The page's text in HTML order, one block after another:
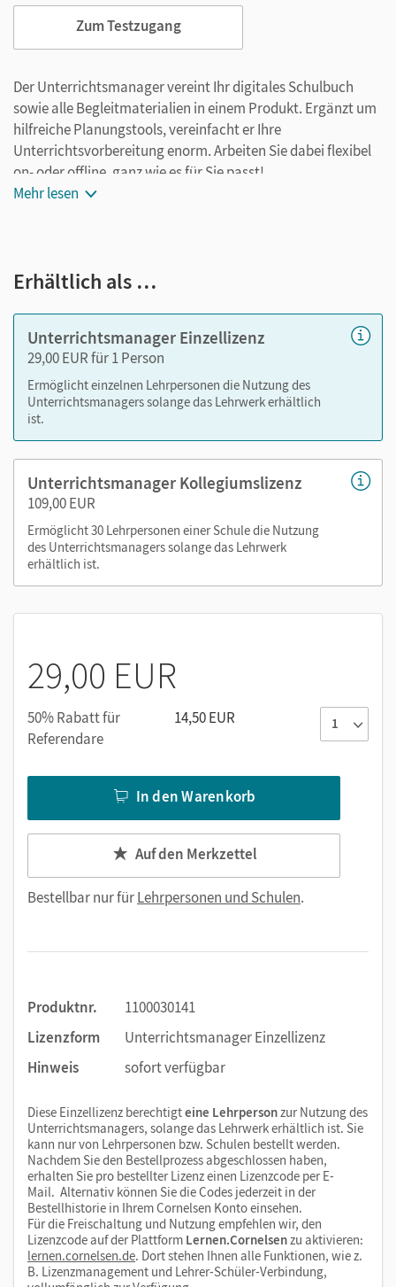
Zum Testzugang
Der Unterrichtsmanager vereint Ihr digitales Schulbuch
sowie alle Begleitmaterialien in einem Produkt. Ergänzt um
hilfreiche Planungstools, vereinfacht er Ihre
Unterrichtsvorbereitung enorm. Arbeiten Sie dabei flexibel
on- oder offline, ganz wie es für Sie passt!
seitengenaue Materialanordnung
editierbare Gefährdungsbeurteilungen
Videos
3D-Moleküle
Nutzen Sie den Unterrichtsmanager auf lernen.cornelsen.de
oder über die Cornelsen Lernen App.
Mehr lesen
Erhältlich als …
Unterrichtsmanager Einzellizenz
29,00 EUR für 1 Person
Ermöglicht einzelnen Lehrpersonen die Nutzung des
Unterrichtsmanagers solange das Lehrwerk erhältlich
ist.
Unterrichtsmanager Kollegiumslizenz
109,00 EUR
Ermöglicht 30 Lehrpersonen einer Schule die Nutzung
des Unterrichtsmanagers solange das Lehrwerk
erhältlich ist.
29,00 EUR
50% Rabatt für
Referendare
14,50 EUR
In den Warenkorb
Auf den Merkzettel
Bestellbar nur fürLehrpersonen und Schulen.
Produktnr.
1100030141
Lizenzform
Unterrichtsmanager Einzellizenz
Hinweis
sofort verfügbar
Diese Einzellizenz berechtigteine Lehrpersonzur Nutzung des
Unterrichtsmanagers, solange das Lehrwerk erhältlich ist. Sie
kann nur von Lehrpersonen bzw. Schulen bestellt werden.
Nachdem Sie den Bestellprozess abgeschlossen haben,
erhalten Sie pro bestellter Lizenz einen Lizenzcode per E-
Mail. Alternativ können Sie die Codes jederzeit in der
Bestellhistorie in Ihrem Cornelsen Konto einsehen.
Für die Freischaltung und Nutzung empfehlen wir, den
Lizenzcode auf der Plattform Lernen.Cornelsenzu aktivieren:
lernen.cornelsen.de. Dort stehen Ihnen alle Funktionen, wie z.
B. Lizenzmanagement und Lehrer-Schüler-Verbindung,